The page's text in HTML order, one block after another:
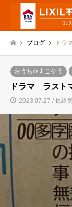
ブログ ドラ
おうちdeすごそう
ドラマ ラスト
2023.07.27 / 最終